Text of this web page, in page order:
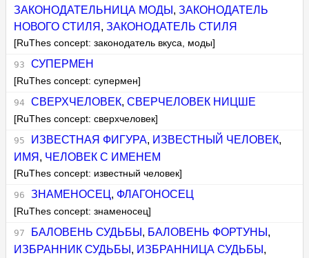
ЗАКОНОДАТЕЛЬНИЦА МОДЫ ,ЗАКОНОДАТЕЛЬ
НОВОГО СТИЛЯ ,ЗАКОНОДАТЕЛЬ СТИЛЯ
[RuThes concept: законодатель вкуса, моды]
СУПЕРМЕН
[RuThes concept: супермен]
СВЕРХЧЕЛОВЕК, СВЕРЧЕЛОВЕК НИЦШЕ
[RuThes concept: сверхчеловек]
ИЗВЕСТНАЯ ФИГУРА, ИЗВЕСТНЫЙ ЧЕЛОВЕК,
ИМЯ , ЧЕЛОВЕК С ИМЕНЕМ
[RuThes concept: известный человек]
ЗНАМЕНОСЕЦ , ФЛАГОНОСЕЦ
[RuThes concept: знаменосец]
БАЛОВЕНЬ СУДЬБЫ , БАЛОВЕНЬ ФОРТУНЫ ,
ИЗБРАННИК СУДЬБЫ , ИЗБРАННИЦА СУДЬБЫ ,